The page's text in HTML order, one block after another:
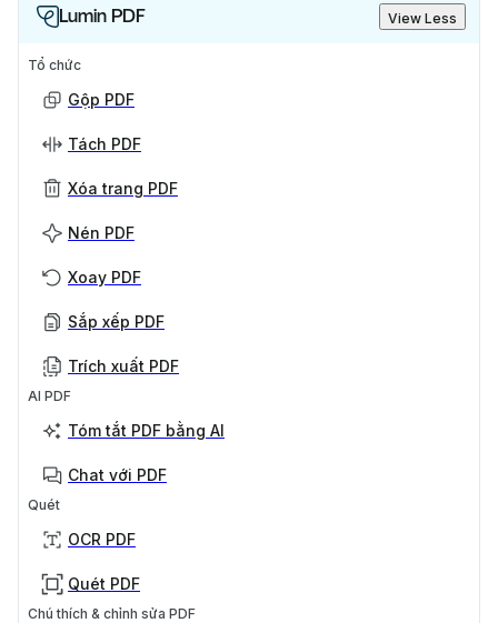
Lumin PDF View Less
Tổ chức
Gộp PDF
Tách PDF
Xóa trang PDF
Nén PDF
Xoay PDF
Sắp xếp PDF
Trích xuất PDF
AI PDF
Tóm tắt PDF bằng AI
Chat với PDF
Quét
OCR PDF
Quét PDF
Chú thích & chỉnh sửa PDF